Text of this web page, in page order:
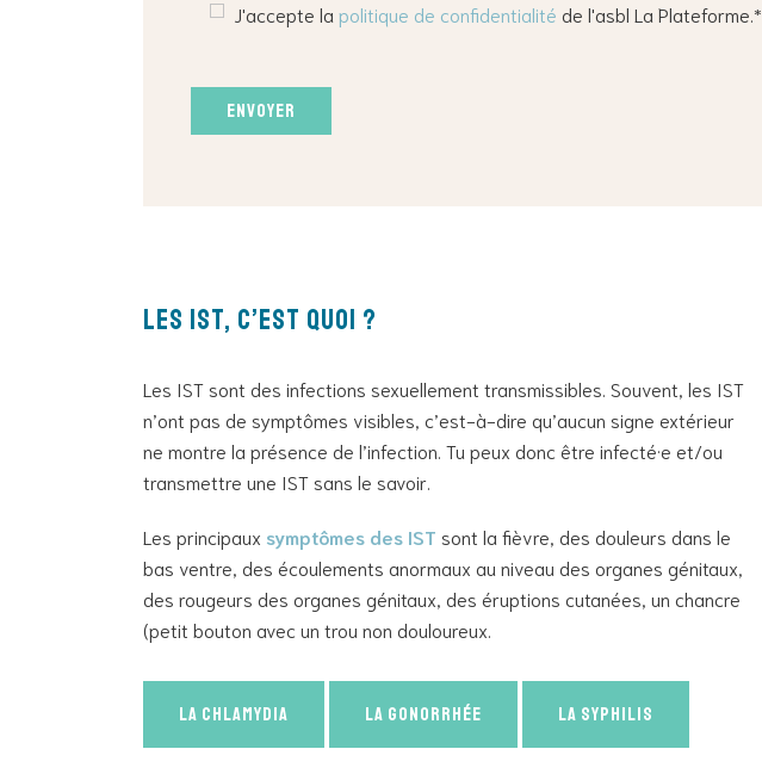
J'accepte la politique de confidentialité de l'asbl La Plateforme.*
laisser
ce
LES IST, c’est quoi ?
Les IST sont des infections sexuellement transmissibles. Souvent, les IST
n’ont pas de symptômes visibles, c’est-à-dire qu’aucun signe extérieur
ne montre la présence de l’infection. Tu peux donc être infecté·e et/ou
transmettre une IST sans le savoir.
Les principaux symptômes des IST sont la fièvre, des douleurs dans le
bas ventre, des écoulements anormaux au niveau des organes génitaux,
des rougeurs des organes génitaux, des éruptions cutanées, un chancre
(petit bouton avec un trou non douloureux.
La chlamydia La gonorrhée La syphilis